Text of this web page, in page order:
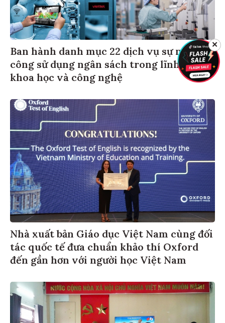
Ban hành danh mục 22 dịch vụ sự nghiệp
công sử dụng ngân sách trong lĩnh vực
khoa học và công nghệ
Nhà xuất bản Giáo dục Việt Nam cùng đối
tác quốc tế đưa chuẩn khảo thí Oxford
đến gần hơn với người học Việt Nam
✕